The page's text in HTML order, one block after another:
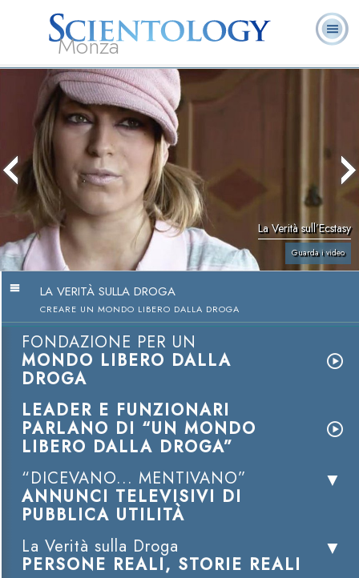
Monza
L. Ron Hubbard:
Fondatore
Che cos’è
Scientology?
Ministri
Volontari
La Verità sull’Ecstasy
Guarda i video
LA VERITÀ SULLA DROGA
CREARE UN MONDO LIBERO DALLA DROGA
FONDAZIONE PER UN
MONDO LIBERO DALLA
DROGA
LEADER E FUNZIONARI
PARLANO DI “UN MONDO
LIBERO DALLA DROGA”
“DICEVANO... MENTIVANO”
ANNUNCI TELEVISIVI DI
PUBBLICA UTILITÀ
La Verità sulla Droga
PERSONE REALI, STORIE REALI